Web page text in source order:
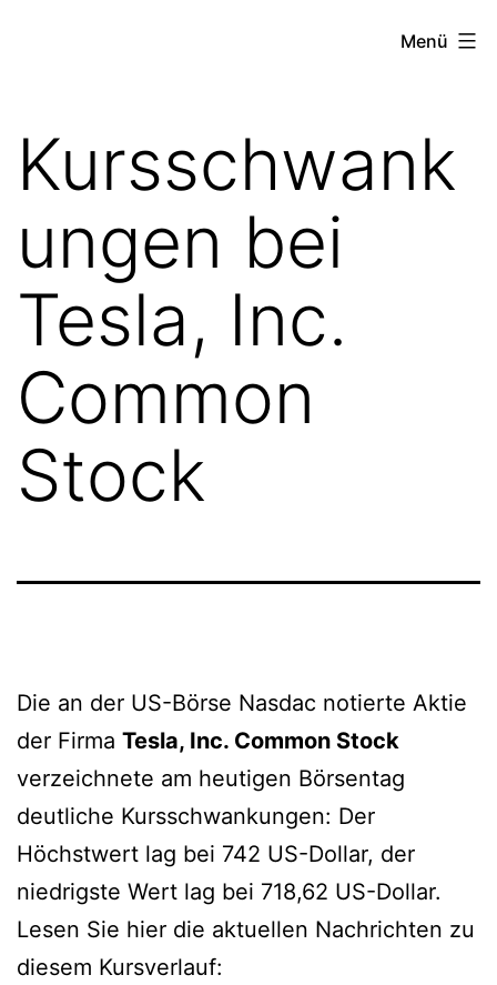
project
Menü
Kursschwank
ungen bei
Tesla, Inc.
Common
Stock
Die an der US-Börse Nasdac notierte Aktie
der Firma Tesla, Inc. Common Stock
verzeichnete am heutigen Börsentag
deutliche Kursschwankungen: Der
Höchstwert lag bei 742 US-Dollar, der
niedrigste Wert lag bei 718,62 US-Dollar.
Lesen Sie hier die aktuellen Nachrichten zu
diesem Kursverlauf: